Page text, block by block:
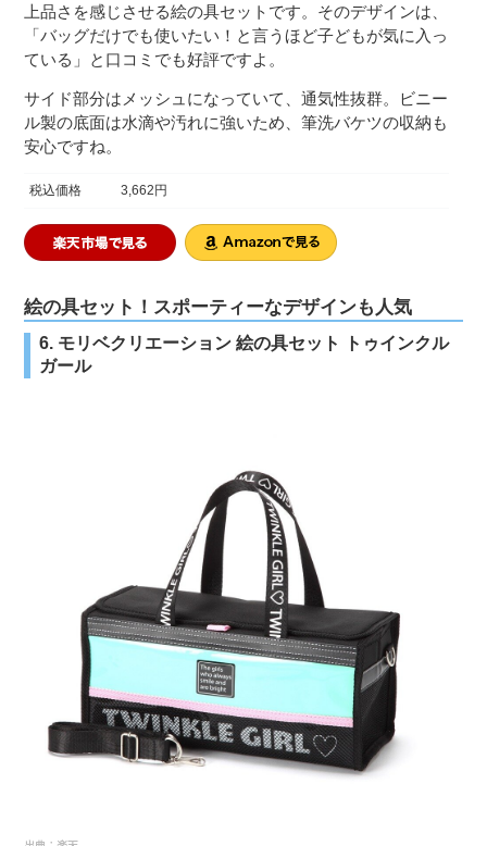
上品さを感じさせる絵の具セットです。そのデザインは、
「バッグだけでも使いたい！と言うほど子どもが気に入っ
ている」と口コミでも好評ですよ。
サイド部分はメッシュになっていて、通気性抜群。ビニー
ル製の底面は水滴や汚れに強いため、筆洗バケツの収納も
安心ですね。
税込価格 3,662円
絵の具セット！スポーティーなデザインも人気
6. モリベクリエーション 絵の具セット トゥインクル
ガール